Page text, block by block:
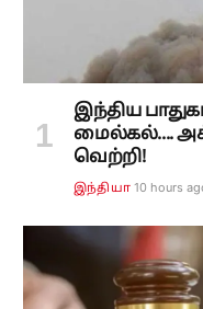
இந்திய
மைல்கல்....
வெற்றி!
இந்தியா 10 hours